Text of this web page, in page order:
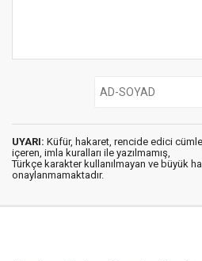
UYARI: Küfür, hakaret, rencide edici
içeren, imla kuralları ile yazılmamış,
Türkçe karakter kullanılmayan ve büyük
onaylanmamaktadır.